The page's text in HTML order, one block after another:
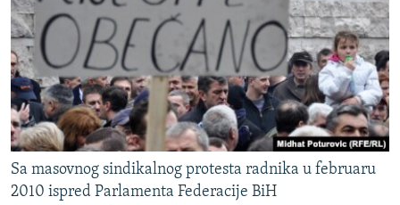
Sa masovnog sindikalnog protesta radnika u februaru
2010 ispred Parlamenta Federacije BiH